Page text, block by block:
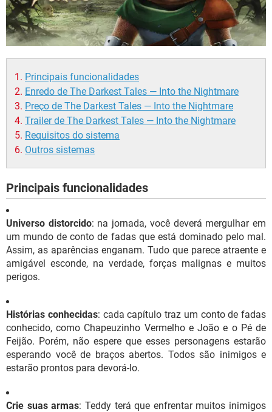
Principais funcionalidades
Enredo de The Darkest Tales — Into the Nightmare
Preço de The Darkest Tales — Into the Nightmare
Trailer de The Darkest Tales — Into the Nightmare
Requisitos do sistema
Outros sistemas
Principais funcionalidades
Universo distorcido: na jornada, você deverá mergulhar em
um mundo de conto de fadas que está dominado pelo mal.
Assim, as aparências enganam. Tudo que parece atraente e
amigável esconde, na verdade, forças malignas e muitos
perigos.
Histórias conhecidas: cada capítulo traz um conto de fadas
conhecido, como Chapeuzinho Vermelho e João e o Pé de
Feijão. Porém, não espere que esses personagens estarão
esperando você de braços abertos. Todos são inimigos e
estarão prontos para devorá-lo.
Crie suas armas: Teddy terá que enfrentar muitos inimigos